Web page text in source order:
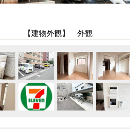
【建物外観】 外観